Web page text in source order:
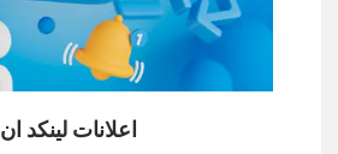
اعلانات لينكد ان